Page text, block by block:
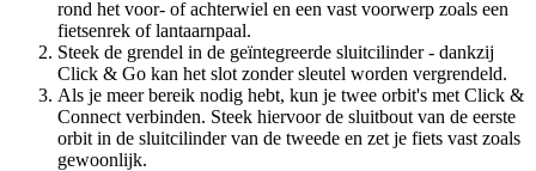
rond het voor- of achterwiel en een vast voorwerp zoals een
fietsenrek of lantaarnpaal.
Steek de grendel in de geïntegreerde sluitcilinder - dankzij
Click & Go kan het slot zonder sleutel worden vergrendeld.
Als je meer bereik nodig hebt, kun je twee orbit's met Click &
Connect verbinden. Steek hiervoor de sluitbout van de eerste
orbit in de sluitcilinder van de tweede en zet je fiets vast zoals
gewoonlijk.